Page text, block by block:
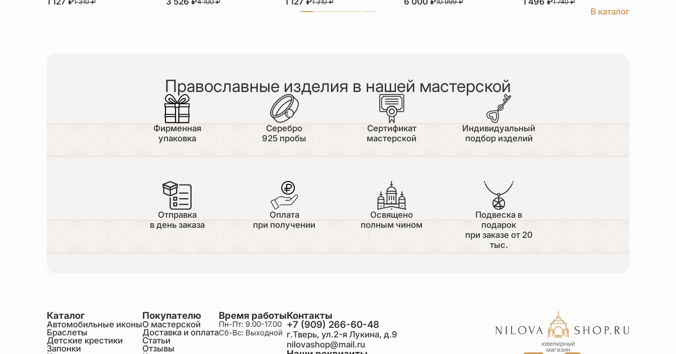
В каталог
Православные изделия в нашей мастерской
Фирменная
упаковка
Серебро
925 пробы
Сертификат
мастерской
Индивидуальный
подбор изделий
Отправка
в день заказа
Оплата
при получении
Освящено
полным чином
Подвеска в
подарок
при заказе от 20
тыс.
Каталог
Автомобильные иконы
Браслеты
Детские крестики
Запонки
Покупателю
О мастерской
Доставка и оплата
Статьи
Отзывы
Время работы
Пн-Пт: 9.00-17.00
Сб-Вс: Выходной
Контакты
+7 (909) 266-60-48
г.Тверь, ул.2-я Лукина, д.9
nilovashop@mail.ru